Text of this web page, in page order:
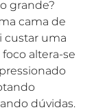
grande?
cama de
custar uma
altera-se
dúvidas.